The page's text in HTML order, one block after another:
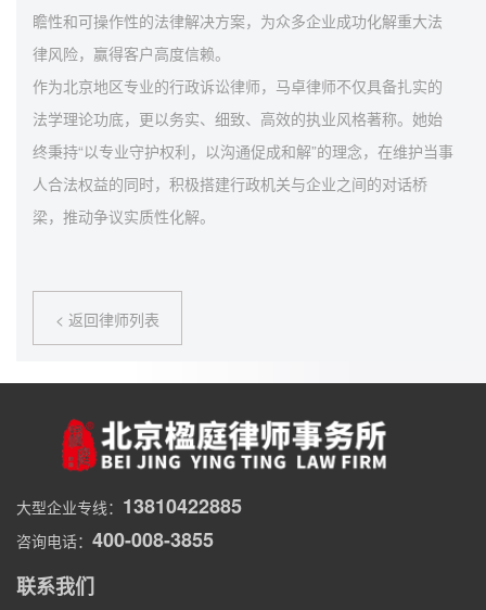
瞻性和可操作性的法律解决方案，为众多企业成功化解重大法
律风险，赢得客户高度信赖。
作为北京地区专业的行政诉讼律师，马卓律师不仅具备扎实的
法学理论功底，更以务实、细致、高效的执业风格著称。她始
终秉持“以专业守护权利，以沟通促成和解”的理念，在维护当事
人合法权益的同时，积极搭建行政机关与企业之间的对话桥
梁，推动争议实质性化解。
< 返回律师列表
大型企业专线： 13810422885
咨询电话： 400-008-3855
联系我们